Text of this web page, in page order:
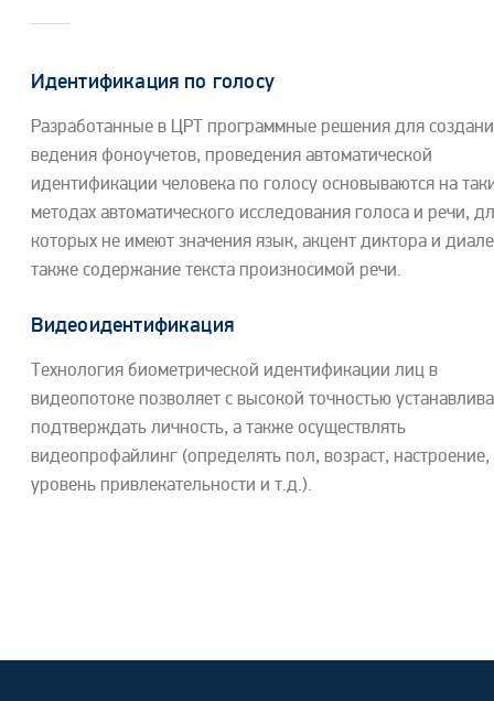
Идентификация по голосу
Разработанные в ЦРТ программные решения для
ведения фоноучетов, проведения автоматической
идентификации человека по голосу основываются на
методах автоматического исследования голоса и речи,
которых не имеют значения язык, акцент диктора и
также содержание текста произносимой речи.
Видеоидентификация
Технология биометрической идентификации лиц в
видеопотоке позволяет с высокой точностью
подтверждать личность, а также осуществлять
видеопрофайлинг (определять пол, возраст, настроение,
уровень привлекательности и т.д.).